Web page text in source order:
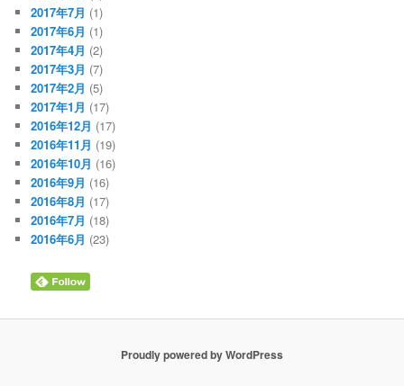
2017年7月 (1)
2017年6月 (1)
2017年4月 (2)
2017年3月 (7)
2017年2月 (5)
2017年1月 (17)
2016年12月 (17)
2016年11月 (19)
2016年10月 (16)
2016年9月 (16)
2016年8月 (17)
2016年7月 (18)
2016年6月 (23)
Proudly powered by WordPress